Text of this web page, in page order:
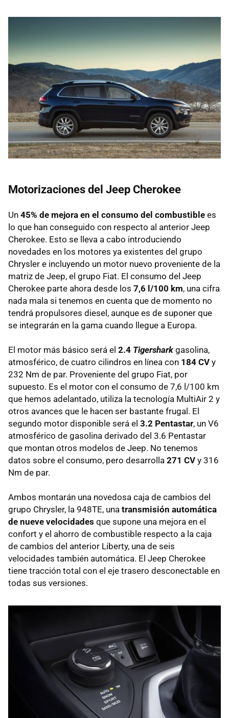
Motorizaciones del Jeep Cherokee
Un 45% de mejora en el consumo del combustible es
lo que han conseguido con respecto al anterior Jeep
Cherokee. Esto se lleva a cabo introduciendo
novedades en los motores ya existentes del grupo
Chrysler e incluyendo un motor nuevo proveniente de la
matriz de Jeep, el grupo Fiat. El consumo del Jeep
Cherokee parte ahora desde los 7,6 l/100 km, una cifra
nada mala si tenemos en cuenta que de momento no
tendrá propulsores diesel, aunque es de suponer que
se integrarán en la gama cuando llegue a Europa.
El motor más básico será el 2.4 Tigersharkgasolina,
atmosférico, de cuatro cilindros en línea con 184 CV y
232 Nm de par. Proveniente del grupo Fiat, por
supuesto. Es el motor con el consumo de 7,6 l/100 km
que hemos adelantado, utiliza la tecnología MultiAir 2 y
otros avances que le hacen ser bastante frugal. El
segundo motor disponible será el 3.2 Pentastar, un V6
atmosférico de gasolina derivado del 3.6 Pentastar
que montan otros modelos de Jeep. No tenemos
datos sobre el consumo, pero desarrolla 271 CV y 316
Nm de par.
Ambos montarán una novedosa caja de cambios del
grupo Chrysler, la 948TE, una transmisión automática
de nueve velocidades que supone una mejora en el
confort y el ahorro de combustible respecto a la caja
de cambios del anterior Liberty, una de seis
velocidades también automática. El Jeep Cherokee
tiene tracción total con el eje trasero desconectable en
todas sus versiones.